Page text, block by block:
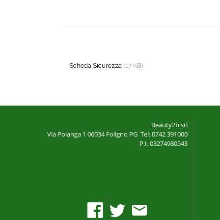
Scheda Sicurezza (17 KB)
Beauty2b srl
Via Polanga 1 06034 Foligno PG Tel: 0742 391000
P.I. 03274980543